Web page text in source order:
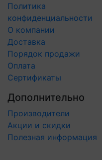
Политика
конфиденциальности
О компании
Доставка
Порядок продажи
Оплата
Сертификаты
Дополнительно
Производители
Акции и скидки
Полезная информация